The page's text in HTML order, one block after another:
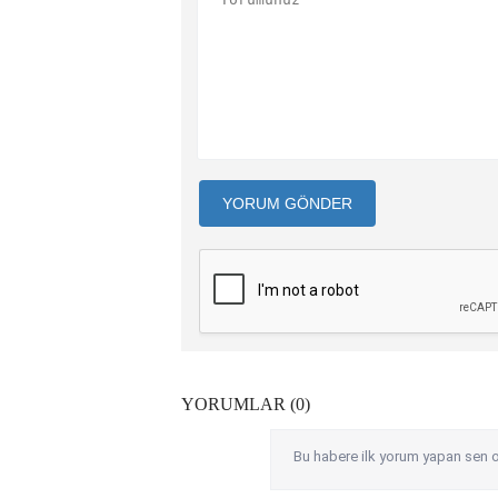
YORUM GÖNDER
YORUMLAR (0)
Bu habere ilk yorum yapan sen